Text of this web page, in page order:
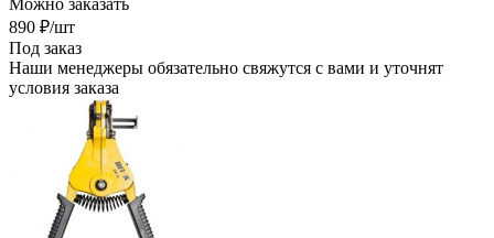
890 ₽/шт
Под заказ
Наши менеджеры обязательно свяжутся с вами и уточнят
условия заказа